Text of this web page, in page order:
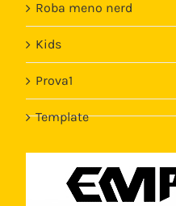
Roba meno nerd
Kids
Prova1
Template